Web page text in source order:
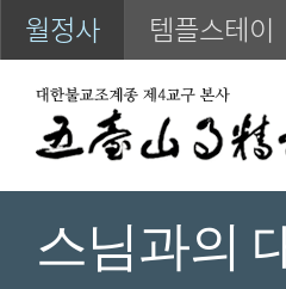
월정사 템플스테이
스님과의